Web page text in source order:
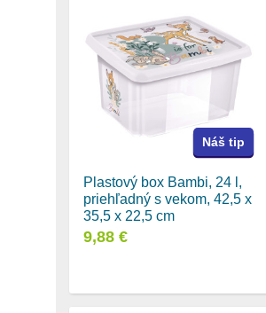
Náš tip
Plastový box Bambi, 24 l,
priehľadný s vekom, 42,5 x
35,5 x 22,5 cm
9,88 €